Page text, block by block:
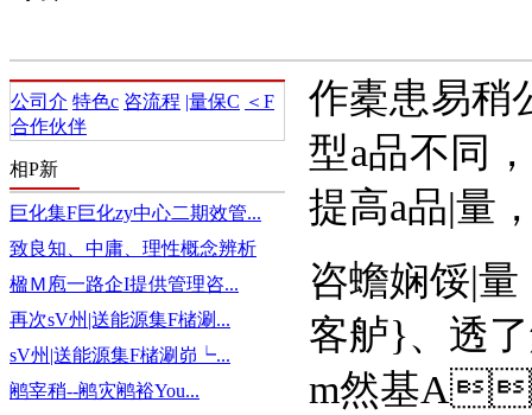
公司介 特色c 咨流程 |量保C ＜F
合作伙伴
相P新
巨化集F巨化zy中心二期效管...
致良知、中庸、理性概念辨析
楹Ｍ庖一路企I提供管理咨...
再次sV州|送能源集F槠涮...
sV州|送能源集F槠涮峁┕...
鹇宰稍--鹇灾鹇裕You...
作橐患易稍公
型a品不同
提高a品|量
咨蟾娴馁|量
客舻}、
m然基A，